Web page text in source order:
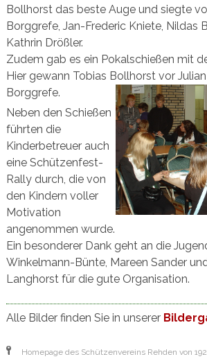
Bollhorst das beste Auge und siegte
Borggrefe, Jan-Frederic Kniete, Nildas
Kathrin Drößler.
Zudem gab es ein Pokalschießen mit
Hier gewann Tobias Bollhorst vor
Borggrefe.
Neben den Schießen
führten die
Kinderbetreuer auch
eine Schützenfest-
Rally durch, die von
den Kindern voller
Motivation
angenommen wurde.
Ein besonderer Dank geht an die
Winkelmann-Bünte, Mareen Sander
Langhorst für die gute Organisation.
Alle Bilder finden Sie in unserer
Homepage des Schützenvereins Rehden von